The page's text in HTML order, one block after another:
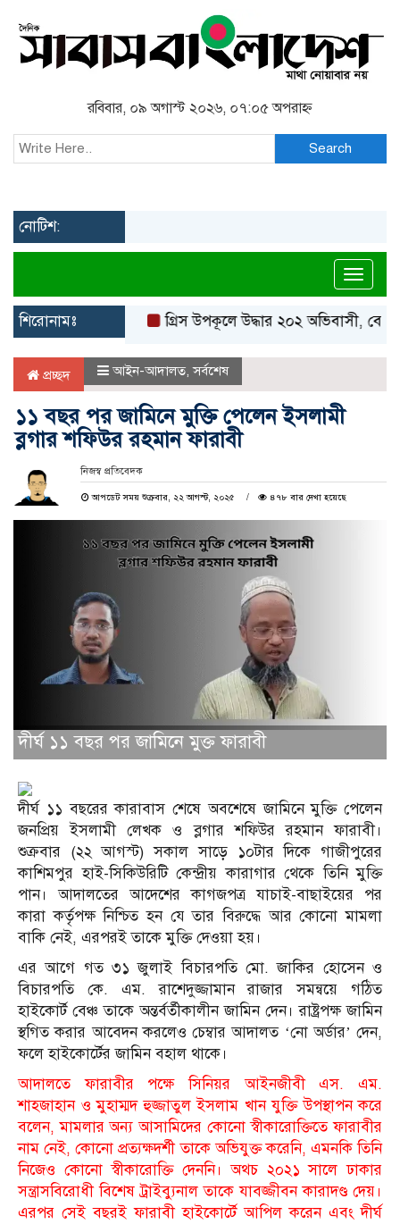
রবিবার, ০৯ অগাস্ট ২০২৬, ০৭:০৫ অপরাহ্ন
Search
নোটিশ:
শিরোনামঃ গ্রিস উপকূলে উদ্ধার ২০২ অভিবাসী, বেশিরভাগই
প্রচ্ছদ আইন-আদালত,সর্বশেষ
১১ বছর পর জামিনে মুক্তি পেলেন ইসলামী
ব্লগার শফিউর রহমান ফারাবী
নিজস্ব প্রতিবেদক
আপডেট সময় শুক্রবার, ২২ আগস্ট, ২০২৫ ৪৭৮ বার দেখা হয়েছে
দীর্ঘ ১১ বছর পর জামিনে মুক্ত ফারাবী
দীর্ঘ ১১ বছরের কারাবাস শেষে অবশেষে জামিনে মুক্তি পেলেন
জনপ্রিয় ইসলামী লেখক ও ব্লগার শফিউর রহমান ফারাবী।
শুক্রবার (২২ আগস্ট) সকাল সাড়ে ১০টার দিকে গাজীপুরের
কাশিমপুর হাই-সিকিউরিটি কেন্দ্রীয় কারাগার থেকে তিনি মুক্তি
পান। আদালতের আদেশের কাগজপত্র যাচাই-বাছাইয়ের পর
কারা কর্তৃপক্ষ নিশ্চিত হন যে তার বিরুদ্ধে আর কোনো মামলা
বাকি নেই, এরপরই তাকে মুক্তি দেওয়া হয়।
এর আগে গত ৩১ জুলাই বিচারপতি মো. জাকির হোসেন ও
বিচারপতি কে. এম. রাশেদুজ্জামান রাজার সমন্বয়ে গঠিত
হাইকোর্ট বেঞ্চ তাকে অন্তর্বর্তীকালীন জামিন দেন। রাষ্ট্রপক্ষ জামিন
স্থগিত করার আবেদন করলেও চেম্বার আদালত ‘নো অর্ডার’ দেন,
ফলে হাইকোর্টের জামিন বহাল থাকে।
আদালতে ফারাবীর পক্ষে সিনিয়র আইনজীবী এস. এম.
শাহজাহান ও মুহাম্মদ হুজ্জাতুল ইসলাম খান যুক্তি উপস্থাপন করে
বলেন, মামলার অন্য আসামিদের কোনো স্বীকারোক্তিতে ফারাবীর
নাম নেই, কোনো প্রত্যক্ষদর্শী তাকে অভিযুক্ত করেনি, এমনকি তিনি
নিজেও কোনো স্বীকারোক্তি দেননি। অথচ ২০২১ সালে ঢাকার
সন্ত্রাসবিরোধী বিশেষ ট্রাইব্যুনাল তাকে যাবজ্জীবন কারাদণ্ড দেয়।
এরপর সেই বছরই ফারাবী হাইকোর্টে আপিল করেন এবং দীর্ঘ